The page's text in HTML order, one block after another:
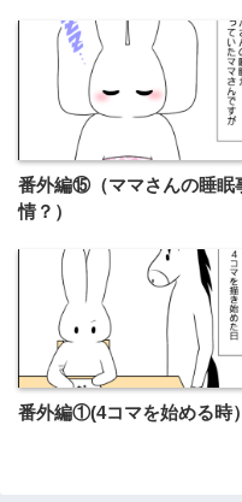
番外編⑮（ママさんの睡眠
情？）
番外編①(4コマを始める時）